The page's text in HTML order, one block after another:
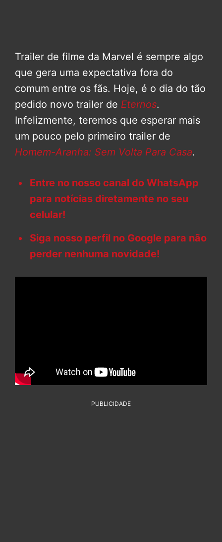
Trailer de filme da Marvel é sempre algo
que gera uma expectativa fora do
comum entre os fãs. Hoje, é o dia do tão
pedido novo trailer de Eternos.
Infelizmente, teremos que esperar mais
um pouco pelo primeiro trailer de
Homem-Aranha: Sem Volta Para Casa.
Entre no nosso canal do WhatsApp
para notícias diretamente no seu
celular!
Siga nosso perfil no Google para não
perder nenhuma novidade!
PUBLICIDADE